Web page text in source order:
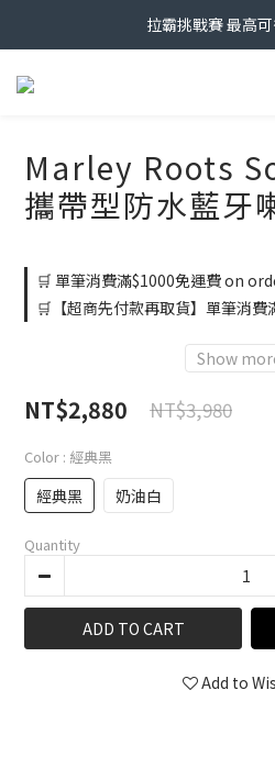
拉霸挑戰賽 最高
Marley Roots
攜帶型防水藍牙
🛒 單筆消費滿$1000免運費 on
🛒【超商先付款再取貨】單筆消
Show
NT$2,880 NT$3,980
Color : 經典黑
經典黑 奶油白
Quantity
ADD TO CART
Add to